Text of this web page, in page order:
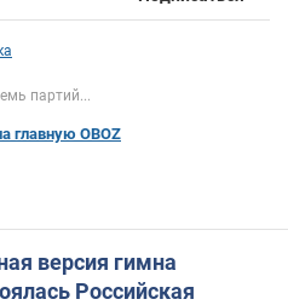
партий...
главную OBOZ
версия гимна
Российская